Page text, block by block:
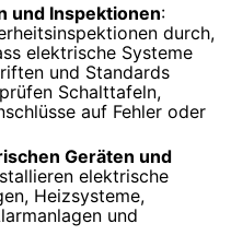
und Inspektionen:
durch,
elektrische Systeme
und Standards
Schalttafeln,
auf Fehler oder
Geräten und
elektrische
Heizsysteme,
und